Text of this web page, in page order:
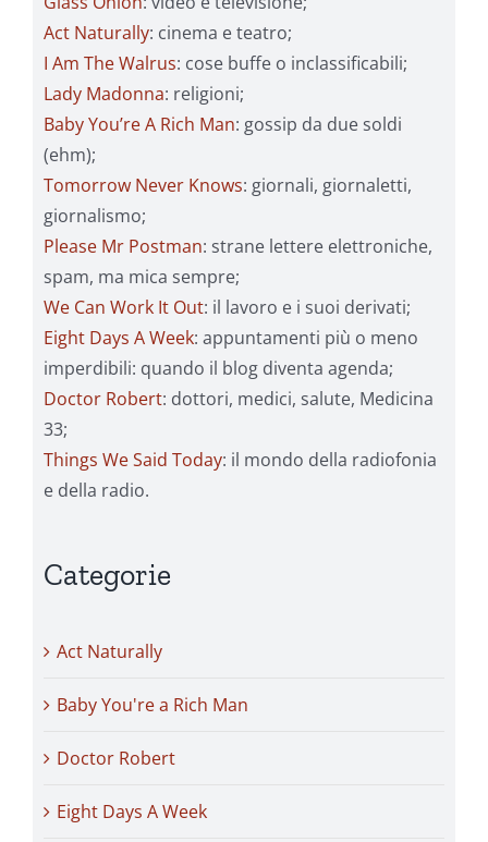
Act Naturally: cinema e teatro;
I Am The Walrus: cose buffe o inclassificabili;
Lady Madonna: religioni;
Baby You’re A Rich Man: gossip da due soldi
(ehm);
Tomorrow Never Knows: giornali, giornaletti,
giornalismo;
Please Mr Postman: strane lettere elettroniche,
spam, ma mica sempre;
We Can Work It Out: il lavoro e i suoi derivati;
Eight Days A Week: appuntamenti più o meno
imperdibili: quando il blog diventa agenda;
Doctor Robert: dottori, medici, salute, Medicina
33;
Things We Said Today: il mondo della radiofonia
e della radio.
Categorie
Act Naturally
Baby You're a Rich Man
Doctor Robert
Eight Days A Week